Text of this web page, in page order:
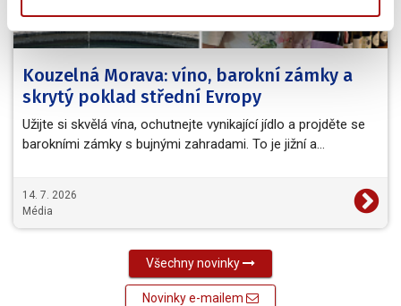
Kouzelná Morava: víno, barokní zámky a
skrytý poklad střední Evropy
Užijte si skvělá vína, ochutnejte vynikající jídlo a projděte se
barokními zámky s bujnými zahradami. To je jižní a…
14. 7. 2026
Média
Všechny novinky
Novinky e-mailem